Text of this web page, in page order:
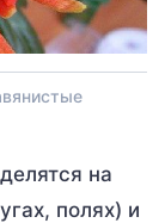
на
полях) и